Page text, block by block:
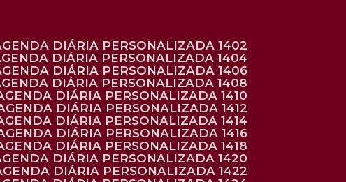
AGENDA DIÁRIA PERSONALIZADA 1402
AGENDA DIÁRIA PERSONALIZADA 1404
AGENDA DIÁRIA PERSONALIZADA 1406
AGENDA DIÁRIA PERSONALIZADA 1408
AGENDA DIÁRIA PERSONALIZADA 1410
AGENDA DIÁRIA PERSONALIZADA 1412
AGENDA DIÁRIA PERSONALIZADA 1414
AGENDA DIÁRIA PERSONALIZADA 1416
AGENDA DIÁRIA PERSONALIZADA 1418
AGENDA DIÁRIA PERSONALIZADA 1420
AGENDA DIÁRIA PERSONALIZADA 1422